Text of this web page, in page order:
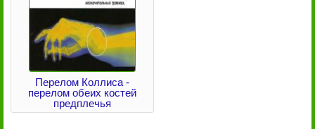
Перелом Коллиса -
перелом обеих костей
предплечья